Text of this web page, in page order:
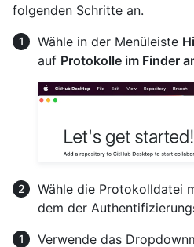
folgenden Schritte an.
Wähle in der Menüleiste
auf Protokolle im Finder
Wähle die Protokolldatei
dem der
Verwende das